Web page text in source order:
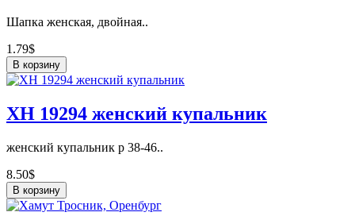
Шапка женская, двойная..
1.79$
В корзину
ХН 19294 женский купальник
женский купальник р 38-46..
8.50$
В корзину